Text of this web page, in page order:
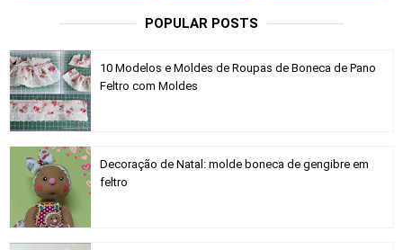
POPULAR POSTS
10 Modelos e Moldes de Roupas de Boneca de Pano
Feltro com Moldes
Decoração de Natal: molde boneca de gengibre em
feltro